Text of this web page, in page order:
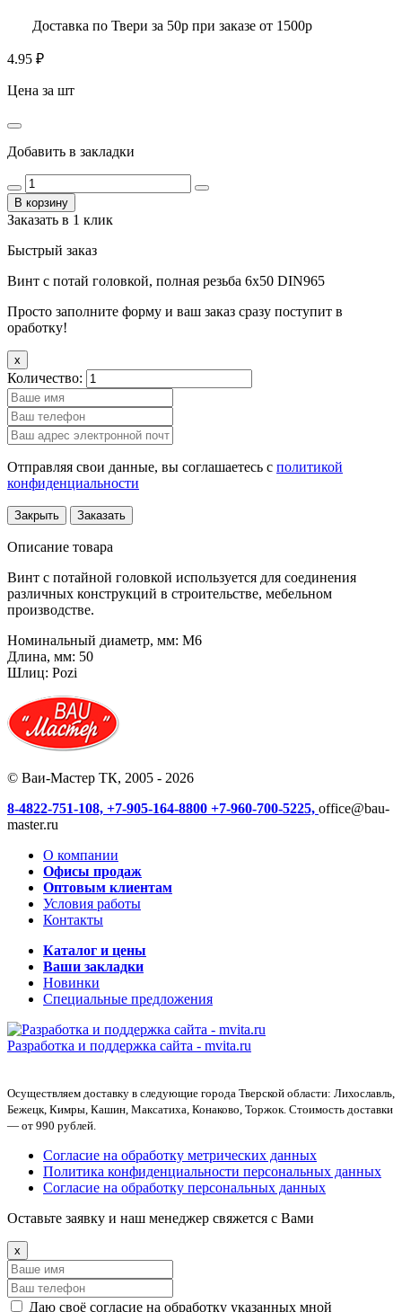
Доставка по Твери за 50р при заказе от 1500р
4.95 ₽
Цена за шт
Добавить в закладки
В корзину
Заказать в 1 клик
Быстрый заказ
Винт с потай головкой, полная резьба 6х50 DIN965
Просто заполните форму и ваш заказ сразу поступит в
оработку!
x
Количество:
Отправляя свои данные, вы соглашаетесь с политикой
конфиденциальности
Закрыть Заказать
Описание товара
Винт с потайной головкой используется для соединения
различных конструкций в строительстве, мебельном
производстве.
Номинальный диаметр, мм: М6
Длина, мм: 50
Шлиц: Pozi
© Ваи-Мастер ТК, 2005 - 2026
8-4822-751-108, +7-905-164-8800 +7-960-700-5225, office@bau-
master.ru
О компании
Офисы продаж
Оптовым клиентам
Условия работы
Контакты
Каталог и цены
Ваши закладки
Новинки
Специальные предложения
Разработка и поддержка сайта - mvita.ru
Осуществляем доставку в следующие города Тверской области: Лихославль,
Бежецк, Кимры, Кашин, Максатиха, Конаково, Торжок. Стоимость доставки
— от 990 рублей.
Согласие на обработку метрических данных
Политика конфиденциальности персональных данных
Согласие на обработку персональных данных
Оставьте заявку и наш менеджер свяжется с Вами
x
Даю своё согласие на обработку указанных мной